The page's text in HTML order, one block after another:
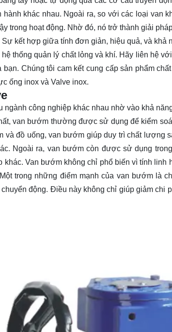
khác nhau. Ngoài ra, so với các loại van
trong hoạt động. Nhờ đó, nó trở thành giải
kết hợp giữa tính đơn giản, hiệu quả, và khả
thống quản lý chất lỏng và khí. Hãy liên hệvới
Chúng tôi cam kết cung cấp sản phẩm
ống inox và Valve inox.
công nghiệp khác nhau nhờ vào khả
van bướm thường được sử dụng để kiểm
và đồ uống, van bướm giúp duy trì chất lượng
Ngoài ra, van bướm còn được sử dụng
Van bướm không chỉ phổ biến vì tính linh
trong những điểm mạnh của van bướm là
động. Điều này không chỉ giúp giảm chi